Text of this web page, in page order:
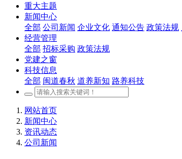
重大主题
新闻中心
全部 公司新闻 企业文化 通知公告 政策法规
经营管理
全部 招标采购 政策法规
党建之窗
科技信息
全部 闽道春秋 道养新知 路养科技
网站首页
新闻中心
资讯动态
公司新闻